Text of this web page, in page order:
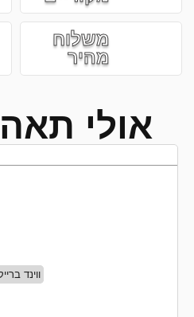
משלוח
מהיר
אולי
ווינד